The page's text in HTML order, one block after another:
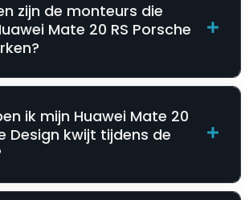
zijn de monteurs die
Mate 20 RS Porsche
ik mijn Huawei Mate 20
Design kwijt tijdens de